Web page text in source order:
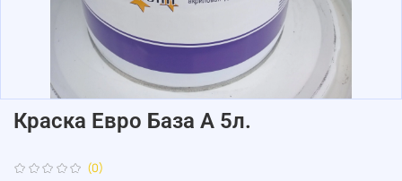
(0)
Краска Евро База А 5л.